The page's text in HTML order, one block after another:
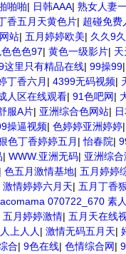
啪啪| 日韩AAA| 熟女人妻
香五月天黄色片| 超碰免费
站| 五月婷婷欧美| 久久9久
色色97| 黄色一级影片|
这里只有精品在线| 99操99|
丁香六月 | 4399无码视频|
人区在线观看| 91色吧网|
服A片| 亚洲综合色网站|
操逼视频| 色婷婷亚洲婷婷|
色丁香婷婷五月 |怡春院|
| WWW.亚洲无码| 亚洲综合
| 色五月激情基地| 五月婷婷
激情婷婷六月天| 五月丁香
070722_670 素
五月婷婷激情| 五月天在线
上人人 | 激情无码五月天|
合| 9色在线| 色情综合网|